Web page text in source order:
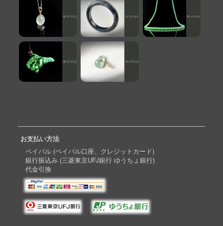
お支払い方法
ペイパル (ペイパル口座、クレジットカード)
銀行振込み (三菱東京UFJ銀行 ゆうちょ銀行)
代金引換